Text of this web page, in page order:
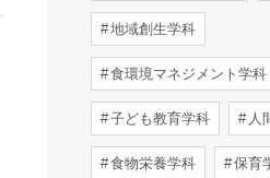
地域創生学科
食環境マネジメント学科
子ども教育学科 人
食物栄養学科 保育